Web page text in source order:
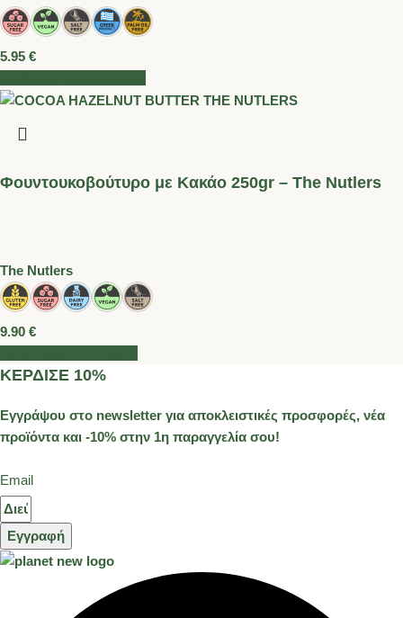
5.95 €
Φουντουκοβούτυρο με Κακάο 250gr – The Nutlers
Τhe Nutlers
9.90 €
ΚΕΡΔΙΣΕ 10%
Εγγράψου στο newsletter για αποκλειστικές προσφορές, νέα
προϊόντα και -10% στην 1η παραγγελία σου!
Email
Εγγραφή